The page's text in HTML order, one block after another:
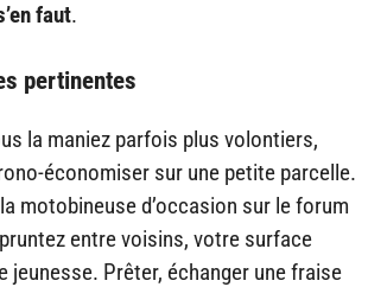
faut.
pertinentes
la maniez parfois plus volontiers,
économiser sur une petite parcelle.
motobineuse d’occasion sur le forum
entre voisins, votre surface
jeunesse. Prêter, échanger une fraise